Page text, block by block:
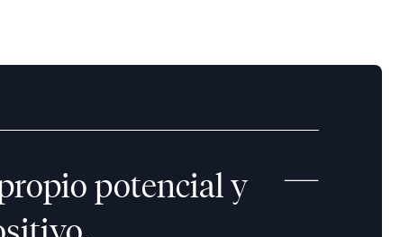
potencial y